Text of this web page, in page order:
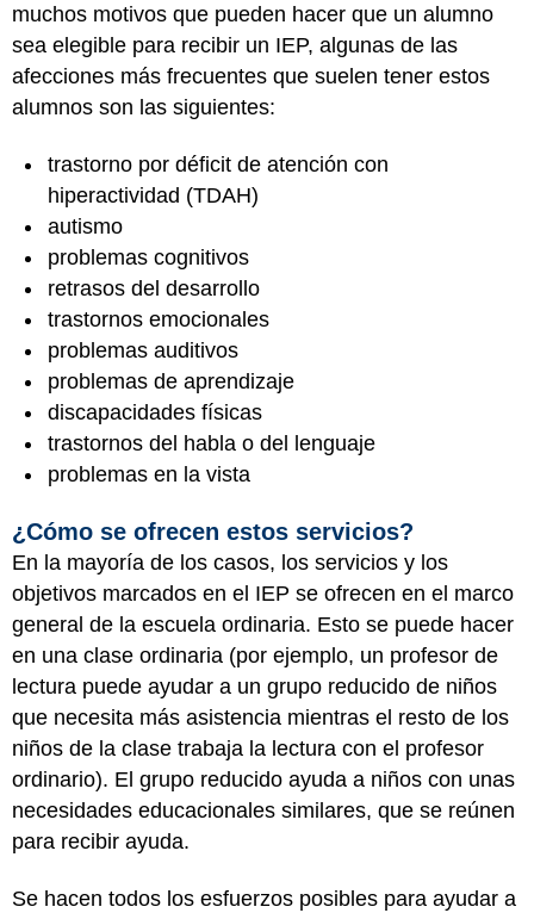
muchos motivos que pueden hacer que un alumno
sea elegible para recibir un IEP, algunas de las
afecciones más frecuentes que suelen tener estos
alumnos son las siguientes:
trastorno por déficit de atención con
hiperactividad (TDAH)
autismo
problemas cognitivos
retrasos del desarrollo
trastornos emocionales
problemas auditivos
problemas de aprendizaje
discapacidades físicas
trastornos del habla o del lenguaje
problemas en la vista
¿Cómo se ofrecen estos servicios?
En la mayoría de los casos, los servicios y los
objetivos marcados en el IEP se ofrecen en el marco
general de la escuela ordinaria. Esto se puede hacer
en una clase ordinaria (por ejemplo, un profesor de
lectura puede ayudar a un grupo reducido de niños
que necesita más asistencia mientras el resto de los
niños de la clase trabaja la lectura con el profesor
ordinario). El grupo reducido ayuda a niños con unas
necesidades educacionales similares, que se reúnen
para recibir ayuda.
Se hacen todos los esfuerzos posibles para ayudar a